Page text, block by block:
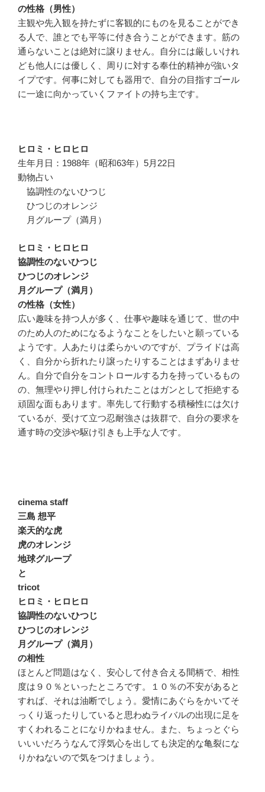
の性格（男性）
主観や先入観を持たずに客観的にものを見ることができ
る人で、誰とでも平等に付き合うことができます。筋の
通らないことは絶対に譲りません。自分には厳しいけれ
ども他人には優しく、周りに対する奉仕的精神が強いタ
イプです。何事に対しても器用で、自分の目指すゴール
に一途に向かっていくファイトの持ち主です。
ヒロミ・ヒロヒロ
生年月日：1988年（昭和63年）5月22日
動物占い
協調性のないひつじ
ひつじのオレンジ
月グループ（満月）
ヒロミ・ヒロヒロ
協調性のないひつじ
ひつじのオレンジ
月グループ（満月）
の性格（女性）
広い趣味を持つ人が多く、仕事や趣味を通じて、世の中
のため人のためになるようなことをしたいと願っている
ようです。人あたりは柔らかいのですが、プライドは高
く、自分から折れたり譲ったりすることはまずありませ
ん。自分で自分をコントロールする力を持っているもの
の、無理やり押し付けられたことはガンとして拒絶する
頑固な面もあります。率先して行動する積極性には欠け
ているが、受けて立つ忍耐強さは抜群で、自分の要求を
通す時の交渉や駆け引きも上手な人です。
cinema staff
三島 想平
楽天的な虎
虎のオレンジ
地球グループ
と
tricot
ヒロミ・ヒロヒロ
協調性のないひつじ
ひつじのオレンジ
月グループ（満月）
の相性
ほとんど問題はなく、安心して付き合える間柄で、相性
度は９０％といったところです。１０％の不安があると
すれば、それは油断でしょう。愛情にあぐらをかいてそ
っくり返ったりしていると思わぬライバルの出現に足を
すくわれることになりかねません。また、ちょっとぐら
いいいだろうなんて浮気心を出しても決定的な亀裂にな
りかねないので気をつけましょう。